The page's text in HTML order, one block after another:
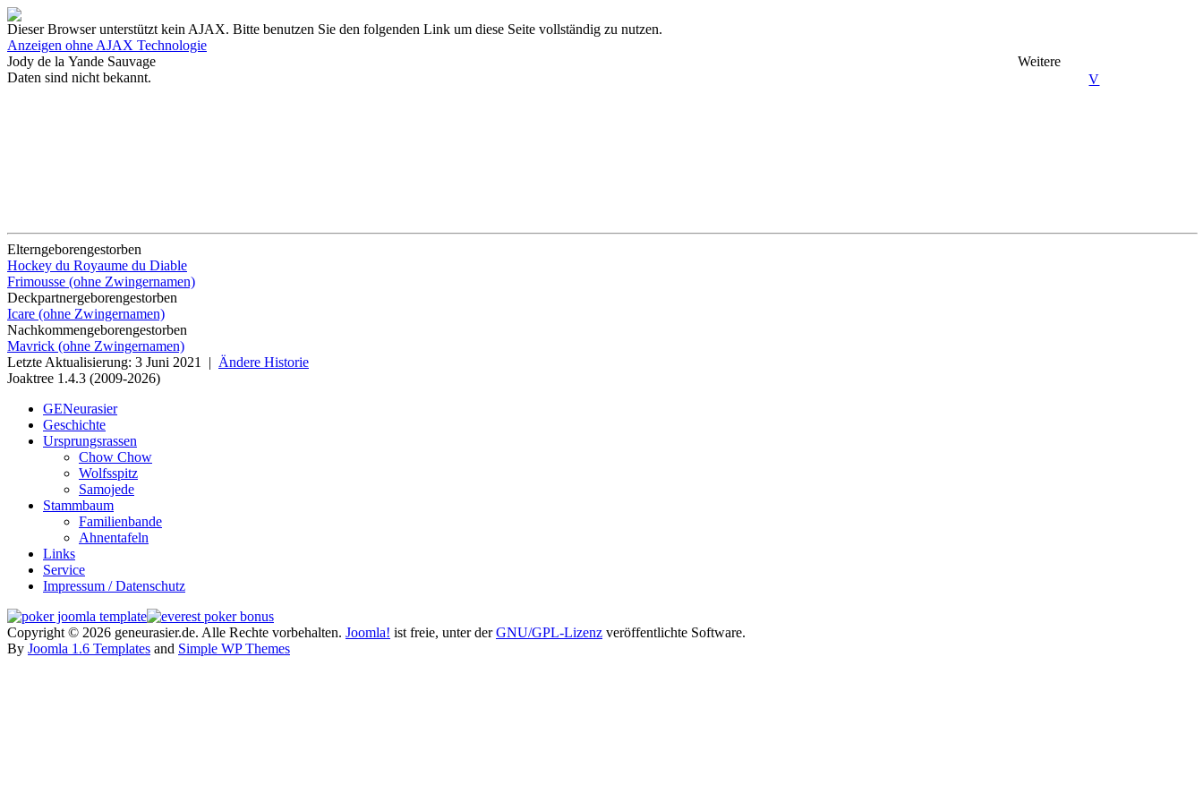
Dieser Browser unterstützt kein AJAX. Bitte benutzen Sie den folgenden Link um diese Seite vollständig zu nutzen.
Anzeigen ohne AJAX Technologie
Jody de la Yande Sauvage
V
Weitere
Daten sind nicht bekannt.
Elterngeborengestorben
Hockey du Royaume du Diable
Frimousse (ohne Zwingernamen)
Deckpartnergeborengestorben
Icare (ohne Zwingernamen)
Nachkommengeborengestorben
Mavrick (ohne Zwingernamen)
Letzte Aktualisierung: 3 Juni 2021 | Ändere Historie
Joaktree 1.4.3 (2009-2026)
GENeurasier
Geschichte
Ursprungsrassen
Chow Chow
Wolfsspitz
Samojede
Stammbaum
Familienbande
Ahnentafeln
Links
Service
Impressum / Datenschutz
Copyright © 2026 geneurasier.de. Alle Rechte vorbehalten. Joomla! ist freie, unter derGNU/GPL-Lizenz veröffentlichte Software.
By Joomla 1.6 Templates and Simple WP Themes